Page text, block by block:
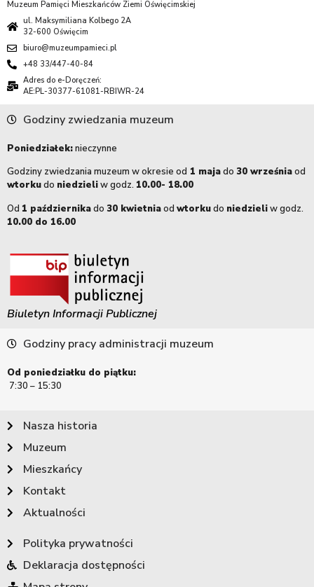
Muzeum Pamięci Mieszkańców Ziemi Oświęcimskiej
ul. Maksymiliana Kolbego 2A
32-600 Oświęcim
biuro@muzeumpamieci.pl
+48 33/447-40-84
Adres do e-Doręczeń:
AE:PL-30377-61081-RBIWR-24
Godziny zwiedzania muzeum
Poniedziałek:nieczynne
Godziny zwiedzania muzeum w okresie od 1 majado 30 wrześniaod
wtorkudo niedzieliw godz. 10.00- 18.00
Od 1 październikado 30 kwietniaod wtorkudo niedzieliw godz.
10.00 do 16.00
Biuletyn Informacji Publicznej
Godziny pracy administracji muzeum
Od poniedziałku do piątku:
7:30 – 15:30
Nasza historia
Muzeum
Mieszkańcy
Kontakt
Aktualności
Polityka prywatności
Deklaracja dostępności